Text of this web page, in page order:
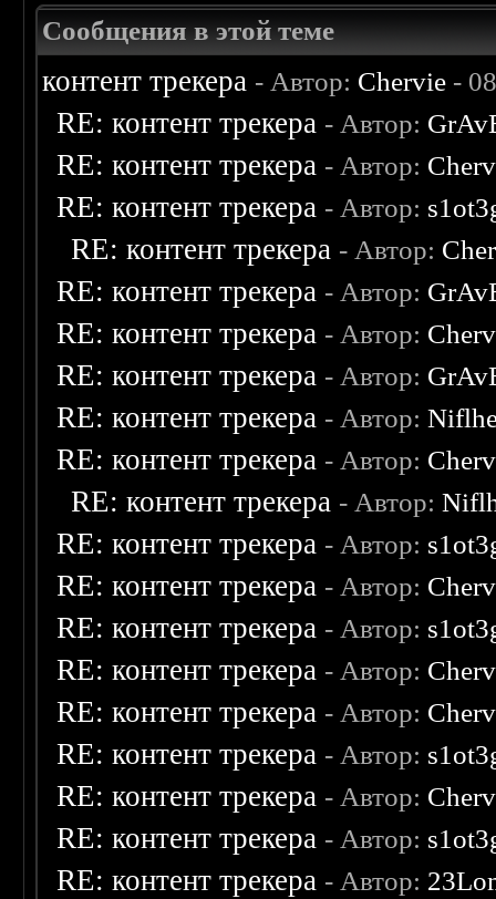
Сообщения в этой теме
контент трекера - Автор: Chervie -
RE: контент трекера - Автор:
RE: контент трекера - Автор:
RE: контент трекера - Автор:
RE: контент трекера - Автор:
RE: контент трекера - Автор:
RE: контент трекера - Автор:
RE: контент трекера - Автор:
RE: контент трекера - Автор:
RE: контент трекера - Автор:
RE: контент трекера - Автор:
RE: контент трекера - Автор:
RE: контент трекера - Автор:
RE: контент трекера - Автор:
RE: контент трекера - Автор:
RE: контент трекера - Автор:
RE: контент трекера - Автор:
RE: контент трекера - Автор:
RE: контент трекера - Автор:
RE: контент трекера - Автор: